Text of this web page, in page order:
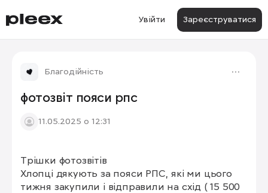
Увійти Зареєструватися
Благодійність
фотозвіт пояси рпс
11.05.2025 о 12:31
Трішки фотозвітів
Хлопці дякують за пояси РПС, які ми цього
тижня закупили і відправили на схід ( 15 500